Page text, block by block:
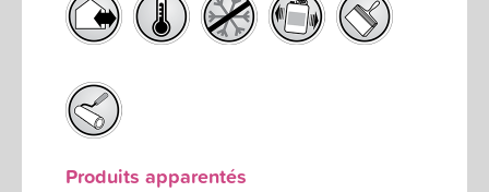
Produits apparentés